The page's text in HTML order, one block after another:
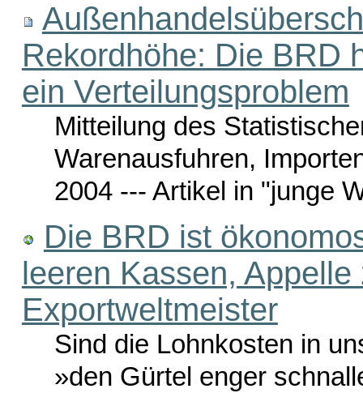
Rekordhöhe: Die BRD
ein Verteilungsproblem
Mitteilung des
Warenausfuhren,
2004 --- Artikel in "junge
Die BRD ist
leeren Kassen,
Exportweltmeister
Sind die Lohnkosten in
»den Gürtel enger